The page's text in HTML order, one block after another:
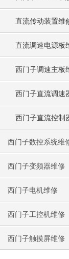
直流传动装置维
直流调速电源板
西门子调速主板
西门子直流调速
西门子直流控制
西门子数控系统维
西门子变频器维修
西门子电机维修
西门子工控机维修
西门子触摸屏维修